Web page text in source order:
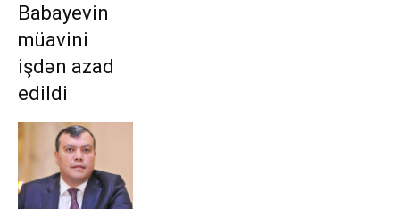
Babayevin
müavini
işdən azad
edildi